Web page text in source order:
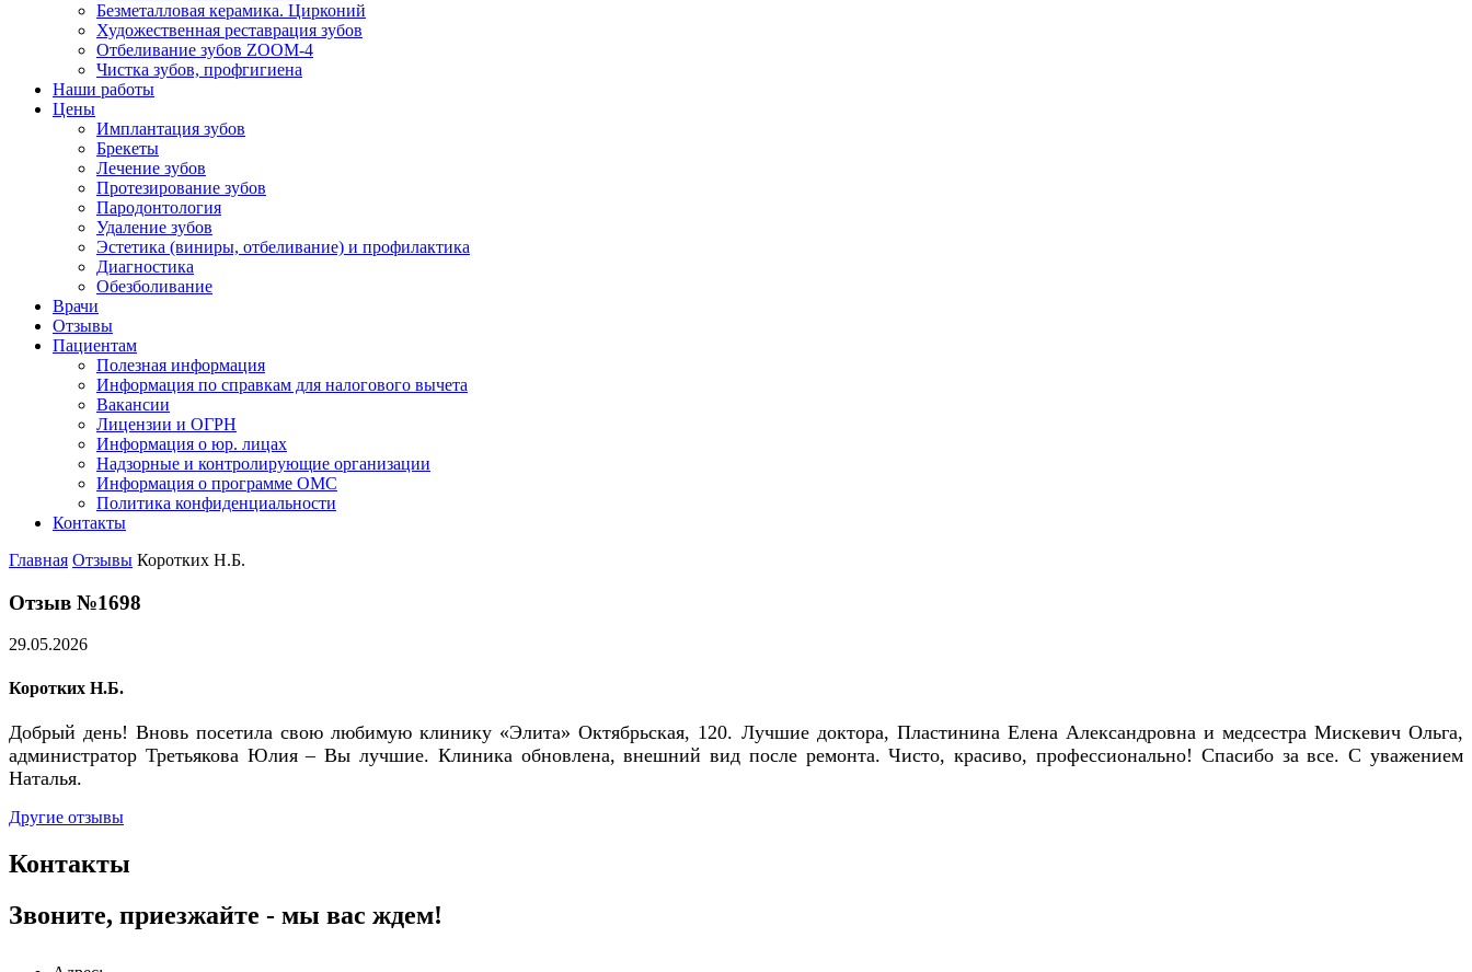
Безметалловая керамика. Цирконий
Художественная реставрация зубов
Отбеливание зубов ZOOM-4
Чистка зубов, профгигиена
Наши работы
Цены
Имплантация зубов
Брекеты
Лечение зубов
Протезирование зубов
Пародонтология
Удаление зубов
Эстетика (виниры, отбеливание) и профилактика
Диагностика
Обезболивание
Врачи
Отзывы
Пациентам
Полезная информация
Информация по справкам для налогового вычета
Вакансии
Лицензии и ОГРН
Информация о юр. лицах
Надзорные и контролирующие организации
Информация о программе ОМС
Политика конфиденциальности
Контакты
Главная Отзывы Коротких Н.Б.
Отзыв №1698
29.05.2026
Коротких Н.Б.
Добрый день! Вновь посетила свою любимую клинику «Элита» Октябрьская, 120. Лучшие доктора, Пластинина Елена Александровна и медсестра Мискевич Ольга,
администратор Третьякова Юлия – Вы лучшие. Клиника обновлена, внешний вид после ремонта. Чисто, красиво, профессионально! Спасибо за все. С уважением
Наталья.
Другие отзывы
Контакты
Звоните, приезжайте - мы вас ждем!